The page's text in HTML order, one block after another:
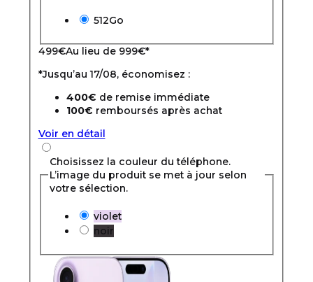
512Go
499€Au lieu de 999€*
*Jusqu’au 17/08, économisez :
400€ de remise immédiate
100€ remboursés après achat
Voir en détail
Choisissez la couleur du téléphone.
L’image du produit se met à jour selon
votre sélection.
violet
noir